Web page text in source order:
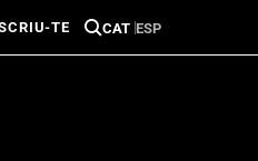
TE CAT ESP